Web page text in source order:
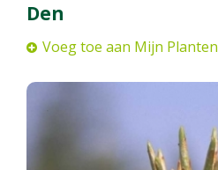
Den
Voeg toe aan Mijn Planten